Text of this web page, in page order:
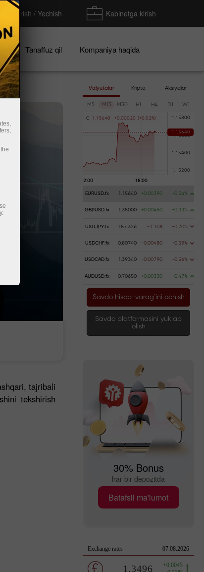
To'ldirish / Yechish Kabinetga kirish
Tanaffuz qil Kompaniya haqida
tajribali
tekshirish
Valyutalar Kripto Aksiyalar
M5 M15 M30 H1 H4 D1 W1
C 1 . 1 5640 +0 .000 20 (+0 .0 2%
EURUSD.fx 1.15640 +0.00390 +0.34%
GBPUSD.fx 1.35000 +0.00450 +0.33%
USDJPY.fx 157.326 -1.108 -0.70%
USDCHF.fx 0.80740 -0.00480 -0.59%
USDCAD.fx 1.39340 -0.00790 -0.56%
AUDUSD.fx 0.70650 +0.00330 +0.47%
Savdo hisob-varag`ini ochish
Savdo platformasini yuklab
olish
30% Bonus
har bir depozitda
Batafsil ma'lumot